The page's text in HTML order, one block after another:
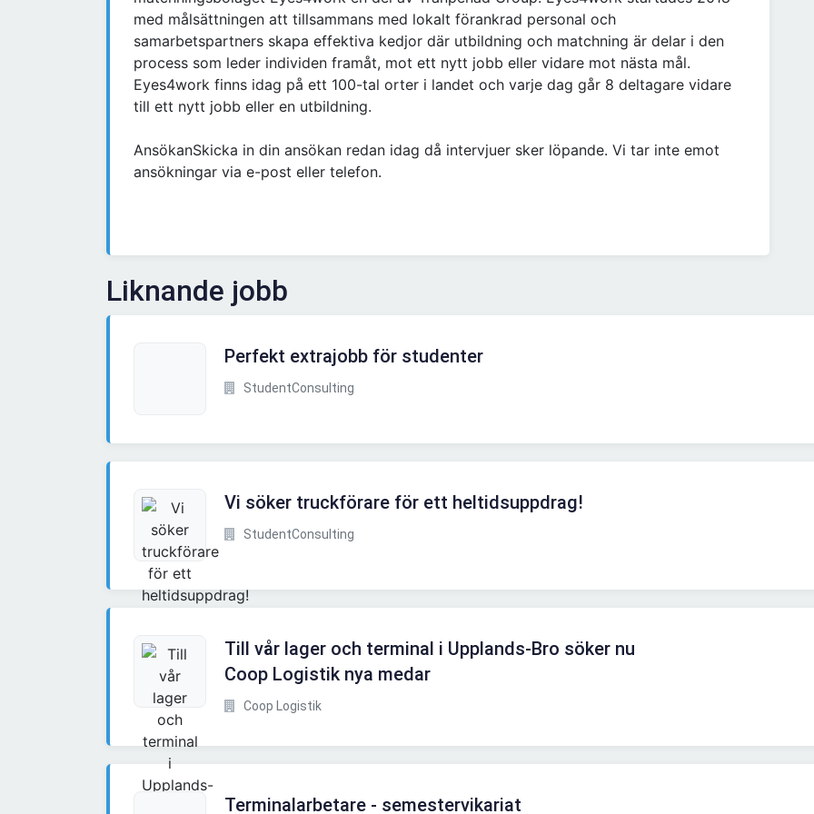
med målsättningen att tillsammans med lokalt förankrad personal och
samarbetspartners skapa effektiva kedjor där utbildning och matchning är delar i den
process som leder individen framåt, mot ett nytt jobb eller vidare mot nästa mål.
Eyes4work finns idag på ett 100-tal orter i landet och varje dag går 8 deltagare vidare
till ett nytt jobb eller en utbildning.
AnsökanSkicka in din ansökan redan idag då intervjuer sker löpande. Vi tar inte emot
ansökningar via e-post eller telefon.
Liknande jobb
Perfekt extrajobb för studenter
StudentConsulting
Vi söker truckförare för ett heltidsuppdrag!
StudentConsulting
Till vår lager och terminal i Upplands-Bro söker nu
Coop Logistik nya medar
Coop Logistik
Terminalarbetare - semestervikariat